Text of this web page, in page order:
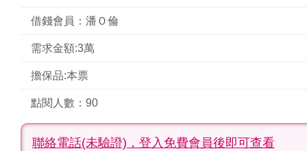
借錢會員：潘Ｏ倫
需求金額:3萬
擔保品:本票
點閱人數：90
聯絡電話(未驗證)， 登入免費會員後即可查看